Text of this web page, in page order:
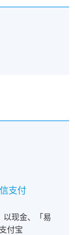
支付
以现金、「易
付宝